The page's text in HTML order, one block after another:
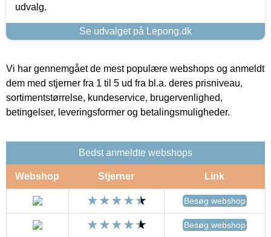
udvalg.
Se udvalget på Lepong.dk
Vi har gennemgået de mest populære webshops og anmeldt
dem med stjerner fra 1 til 5 ud fra bl.a. deres prisniveau,
sortimentstørrelse, kundeservice, brugervenlighed,
betingelser, leveringsformer og betalingsmuligheder.
Bedst anmeldte webshops
Webshop Stjerner Link
Besøg webshop
Besøg webshop